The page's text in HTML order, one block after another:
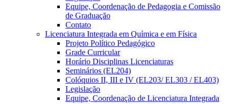
Equipe, Coordenação de Pedagogia e Comissão
de Graduação
Contato
Licenciatura Integrada em Química e em Física
Projeto Político Pedagógico
Grade Curricular
Horário Disciplinas Licenciaturas
Seminários (EL204)
Colóquios II, III e IV (EL203/ EL303 / EL403)
Legislação
Equipe, Coordenação de Licenciatura Integrada